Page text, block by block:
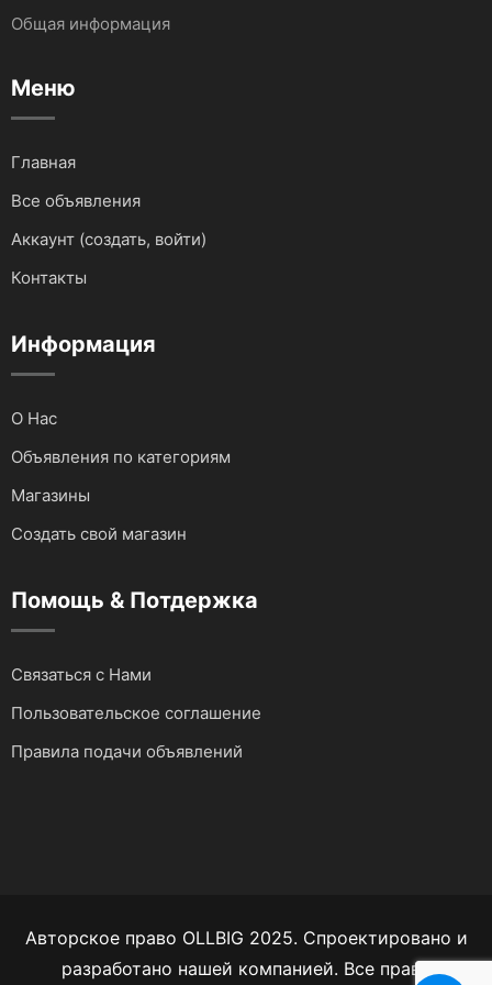
Запчасти и Аксессуары
Для мототехники
Общая информация
Меню
Главная
Все объявления
Аккаунт (создать, войти)
Контакты
Информация
О Нас
Объявления по категориям
Магазины
Создать свой магазин
Помощь & Потдержка
Связаться с Нами
Пользовательское соглашение
Правила подачи объявлений
Авторское право OLLBIG 2025. Спроектировано и
разработано нашей компанией. Все права